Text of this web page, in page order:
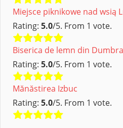
Miejsce piknikowe nad wsią
Rating: 5.0/5. From 1 vote.
Biserica de lemn din
Rating: 5.0/5. From 1 vote.
Mănăstirea Izbuc
Rating: 5.0/5. From 1 vote.